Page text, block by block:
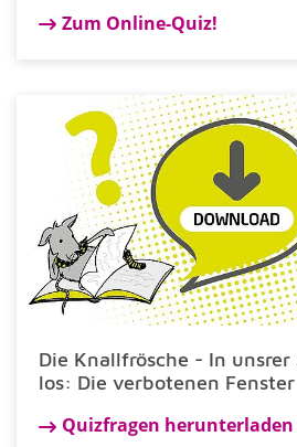
Zum Online-Quiz!
Die Knallfrösche - In unsrer
los: Die verbotenen Fenster
Quizfragen herunterladen